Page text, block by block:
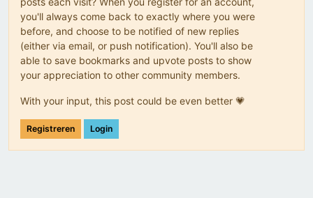
you'll always come back to exactly where you were
before, and choose to be notified of new replies
(either via email, or push notification). You'll also be
able to save bookmarks and upvote posts to show
your appreciation to other community members.
With your input, this post could be even better 💗
Registreren Login